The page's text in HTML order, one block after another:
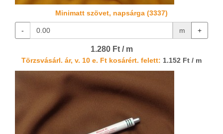
Minimatt szövet, napsárga (3337)
- m +
1.280 Ft / m
Törzsvásárl. ár, v. 10 e. Ft kosárért. felett: 1.152 Ft / m